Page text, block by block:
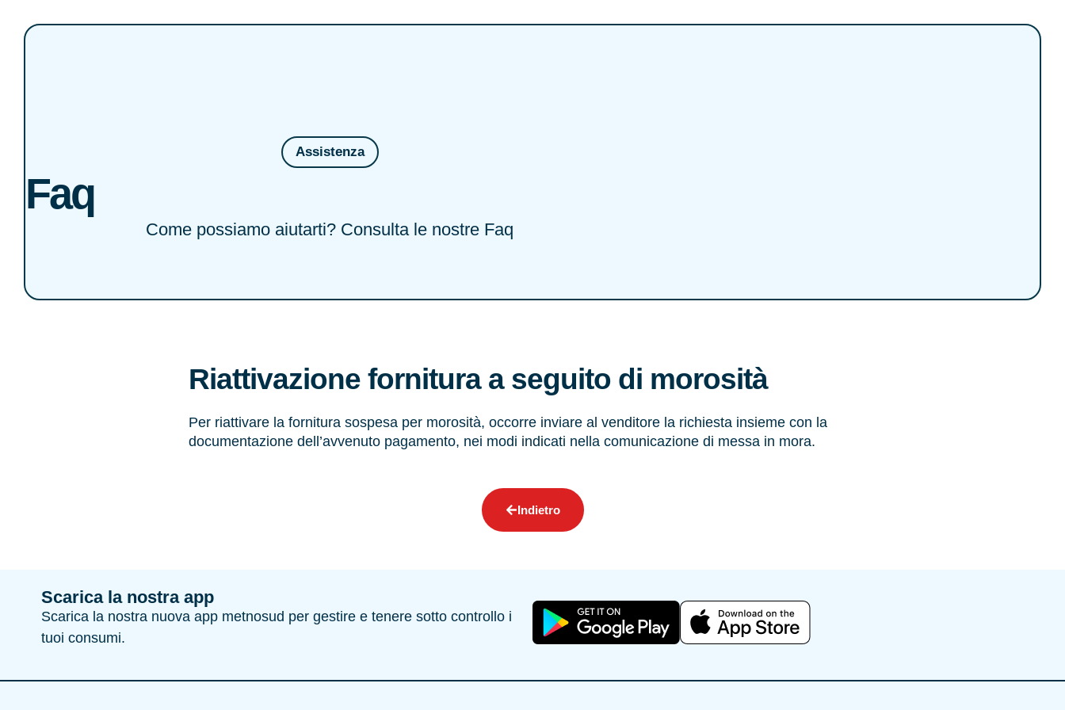
Assistenza
Faq
Come possiamo aiutarti? Consulta le nostre Faq
Riattivazione fornitura a seguito di morosità
Per riattivare la fornitura sospesa per morosità, occorre inviare al venditore la richiesta insieme con la
documentazione dell’avvenuto pagamento, nei modi indicati nella comunicazione di messa in mora.
Indietro
Scarica la nostra app
Scarica la nostra nuova app metnosud per gestire e tenere sotto controllo i
tuoi consumi.